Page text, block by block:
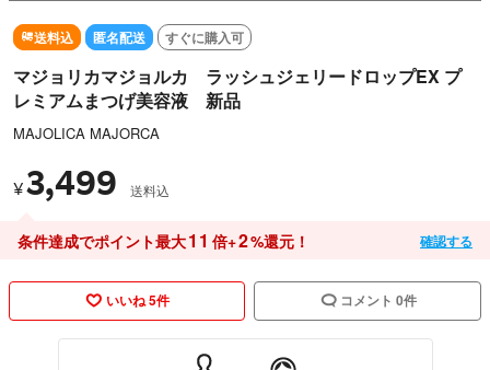
送料込 匿名配送 すぐに購入可
マジョリカマジョルカ ラッシュジェリードロップEX プ
レミアムまつげ美容液 新品
MAJOLICA MAJORCA
¥3,499 送料込
条件達成でポイント最大11 倍+2%還元！ 確認する
いいね 5件 コメント 0件